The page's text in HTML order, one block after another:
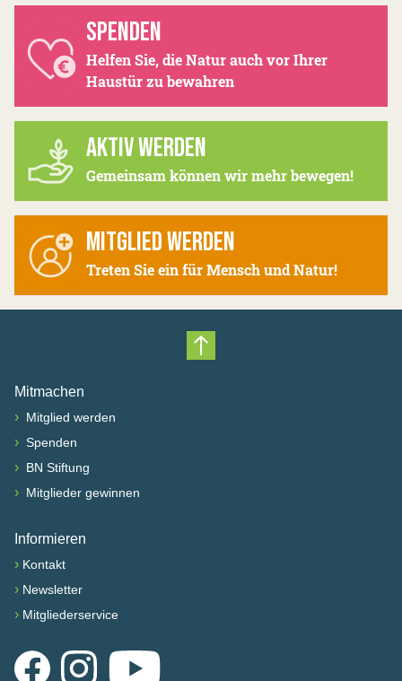
SPENDEN
Helfen Sie, die Natur auch vor Ihrer
Haustür zu bewahren
AKTIV WERDEN
Gemeinsam können wir mehr bewegen!
MITGLIED WERDEN
Treten Sie ein für Mensch und Natur!
Nach oben scrollen
Mitmachen
› Mitglied werden
› Spenden
› BN Stiftung
› Mitglieder gewinnen
Informieren
› Kontakt
› Newsletter
› Mitgliederservice
FacebookInstagramYouTube